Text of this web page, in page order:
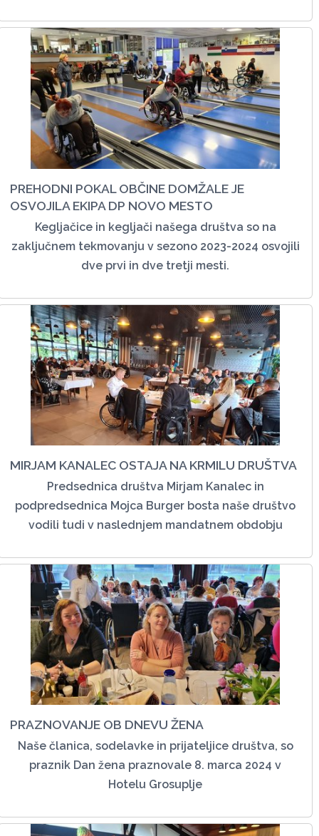
PREHODNI POKAL OBČINE DOMŽALE JE
OSVOJILA EKIPA DP NOVO MESTO
Kegljačice in kegljači našega društva so na
zaključnem tekmovanju v sezono 2023-2024 osvojili
dve prvi in dve tretji mesti.
MIRJAM KANALEC OSTAJA NA KRMILU DRUŠTVA
Predsednica društva Mirjam Kanalec in
podpredsednica Mojca Burger bosta naše društvo
vodili tudi v naslednjem mandatnem obdobju
PRAZNOVANJE OB DNEVU ŽENA
Naše članica, sodelavke in prijateljice društva, so
praznik Dan žena praznovale 8. marca 2024 v
Hotelu Grosuplje